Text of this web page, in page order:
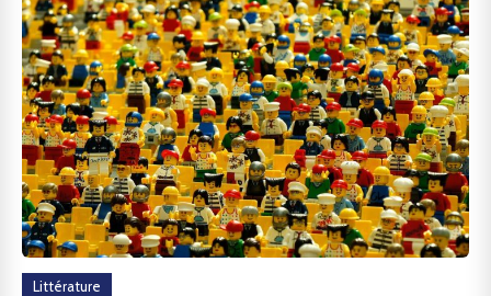
Littérature